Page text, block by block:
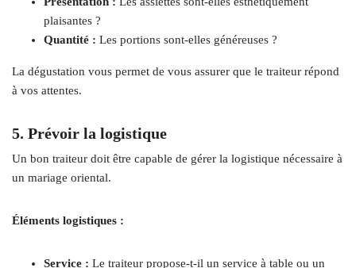
plaisantes ?
Quantité : Les portions sont-elles généreuses ?
La dégustation vous permet de vous assurer que le traiteur répond
à vos attentes.
5. Prévoir la logistique
Un bon traiteur doit être capable de gérer la logistique nécessaire à
un mariage oriental.
Éléments logistiques :
Service : Le traiteur propose-t-il un service à table ou un